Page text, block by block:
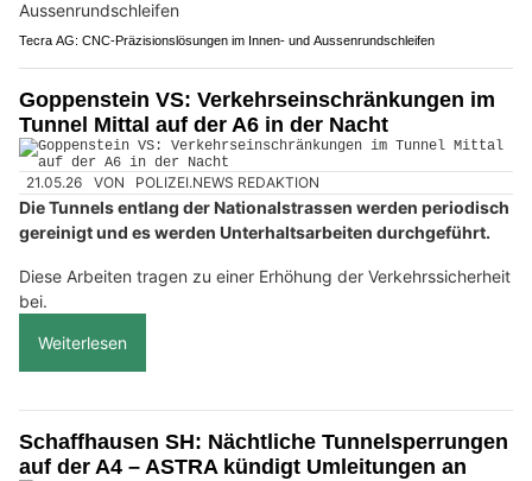
Tecra AG: CNC-Präzisionslösungen im Innen- und Aussenrundschleifen
Goppenstein VS: Verkehrseinschränkungen im
Tunnel Mittal auf der A6 in der Nacht
21.05.26 VON POLIZEI.NEWS REDAKTION
Die Tunnels entlang der Nationalstrassen werden periodisch
gereinigt und es werden Unterhaltsarbeiten durchgeführt.
Diese Arbeiten tragen zu einer Erhöhung der Verkehrssicherheit
bei.
Weiterlesen
Schaffhausen SH: Nächtliche Tunnelsperrungen
auf der A4 – ASTRA kündigt Umleitungen an